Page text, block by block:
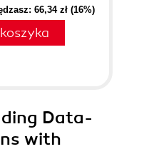
66,34 zł (16%)
Data-
with